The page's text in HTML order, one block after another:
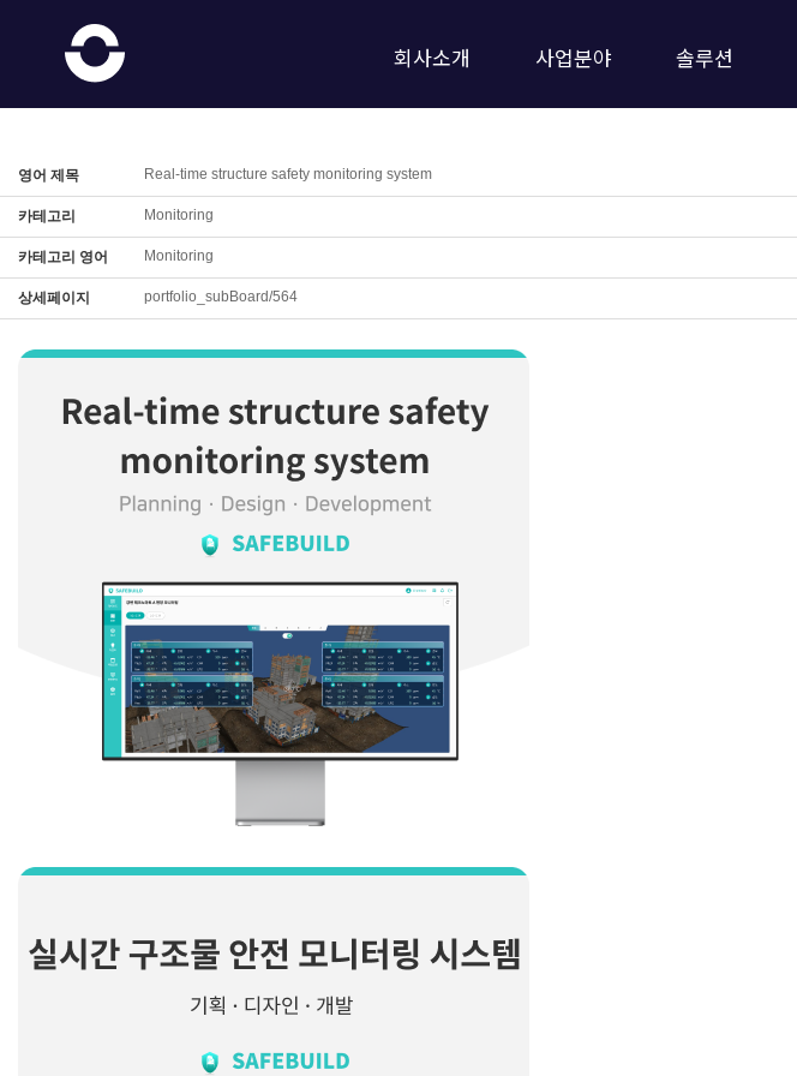
회사소개 사업분야 솔루션
영어 제목 Real-time structure safety monitoring system
카테고리 Monitoring
카테고리 영어 Monitoring
상세페이지 portfolio_subBoard/564